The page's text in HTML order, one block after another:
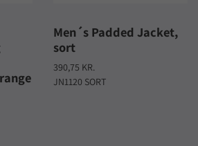
Men´s Padded Jacket,
sort
390,75 KR.
JN1120 SORT